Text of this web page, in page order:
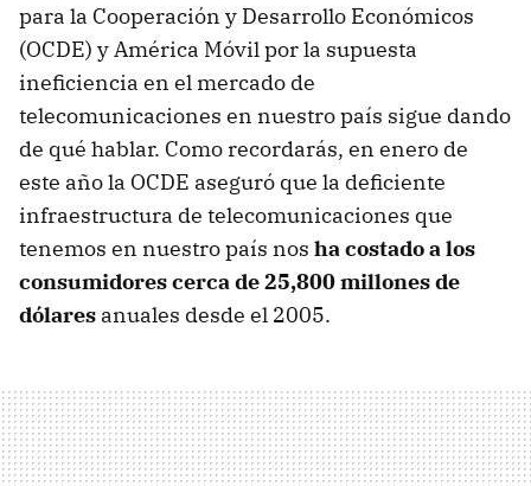
para la Cooperación y Desarrollo Económicos
(OCDE) y América Móvil por la supuesta
ineficiencia en el mercado de
telecomunicaciones en nuestro país sigue dando
de qué hablar. Como recordarás, en enero de
este año la OCDE aseguró que la deficiente
infraestructura de telecomunicaciones que
tenemos en nuestro país nos ha costado a los
consumidores cerca de 25,800 millones de
dólares anuales desde el 2005.